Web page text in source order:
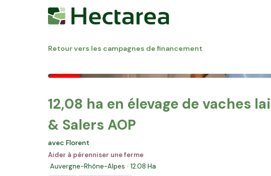
Retour vers les campagnes de financement
12,08 ha en élevage de vaches
& Salers AOP
avec Florent
Aider à pérenniser une ferme
Auvergne-Rhône-Alpes
12.08 Ha